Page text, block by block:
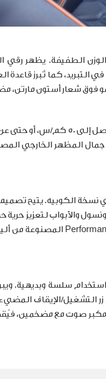
الطفيفة. يظهر
فوق شعار أستون مارتن،
جمال المظهر الخارجي
في نسخة الكوبيه. يتيح
والأبواب لتعزيز
المصنوعة من
سلسة وبديهية.
اطلاع وتسلي. وتحيط زر التشغيل/
والمكون من 15 مكبر صوت مع